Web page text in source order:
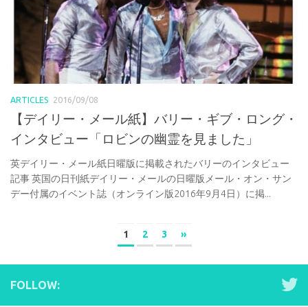
ARTICLES 2016/09/08
【デイリー・メール紙】バリー・ギブ・ロング・
インタビュー「ロビンの幽霊を見ました」
英デイリー・メール紙日曜版に掲載されたバリーのインタビュー
記事 英国の日刊紙デイリー・メールの日曜版メール・オン・サン
デー付属のイベント誌（オンライン版2016年9月4日）に掲...
1 2 3 »
FOLLOW: